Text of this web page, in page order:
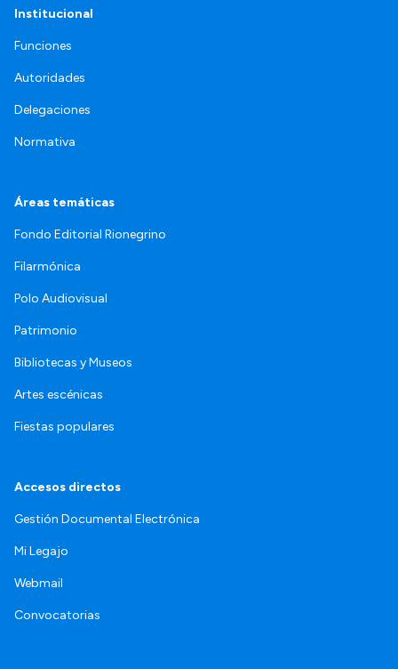
Institucional
Funciones
Autoridades
Delegaciones
Normativa
Áreas temáticas
Fondo Editorial Rionegrino
Filarmónica
Polo Audiovisual
Patrimonio
Bibliotecas y Museos
Artes escénicas
Fiestas populares
Accesos directos
Gestión Documental Electrónica
Mi Legajo
Webmail
Convocatorias